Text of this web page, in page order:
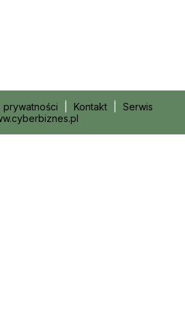
prywatności Kontakt
Serwis